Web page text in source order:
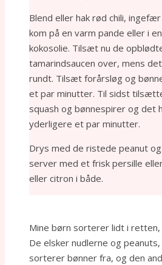
Blend eller hak rød chili,
kom på en varm pande eller i
kokosolie. Tilsæt nu de
tamarindsaucen over, mens
rundt. Tilsæt forårsløg og
et par minutter. Til sidst
squash og bønnespirer og det
yderligere et par minutter.
Drys med de ristede peanut
server med et frisk persille
eller citron i både.
Mine børn sorterer lidt i retten,
De elsker nudlerne og
sorterer bønner fra, og den